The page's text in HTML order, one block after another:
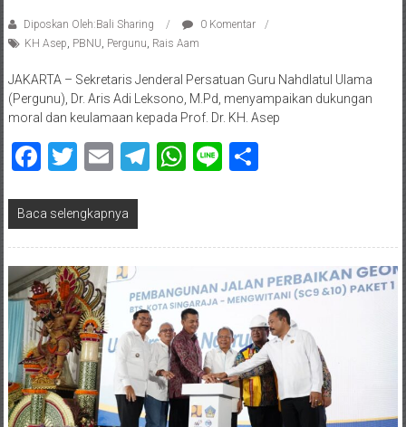
Diposkan Oleh:Bali Sharing
0 Komentar
KH Asep, PBNU, Pergunu, Rais Aam
JAKARTA – Sekretaris Jenderal Persatuan Guru Nahdlatul Ulama
(Pergunu), Dr. Aris Adi Leksono, M.Pd, menyampaikan dukungan
moral dan keulamaan kepada Prof. Dr. KH. Asep
Facebook
Twitter
EmailTelegram
WhatsApp
Line
Baca selengkapnya